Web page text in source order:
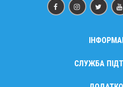
Про
СЛУЖБА